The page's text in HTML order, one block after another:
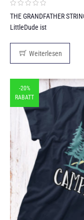
THE GRANDFATHER
LittleDude ist
Weiterlesen
-20%
RABATT